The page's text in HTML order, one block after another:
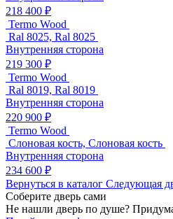
218 400 ₽
Termo Wood
Ral 8025, Ral 8025
Внутренняя сторона
219 300 ₽
Termo Wood
Ral 8019, Ral 8019
Внутренняя сторона
220 900 ₽
Termo Wood
Слоновая кость, Слоновая кость
Внутренняя сторона
234 600 ₽
Вернуться в каталог Следующая
Соберите дверь сами
Не нашли дверь по душе?